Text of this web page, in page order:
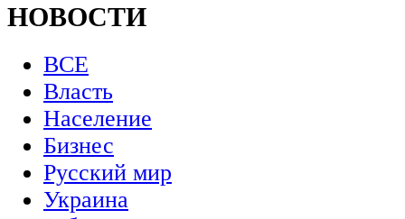
НОВОСТИ
ВСЕ
Власть
Население
Бизнес
Русский мир
Украина